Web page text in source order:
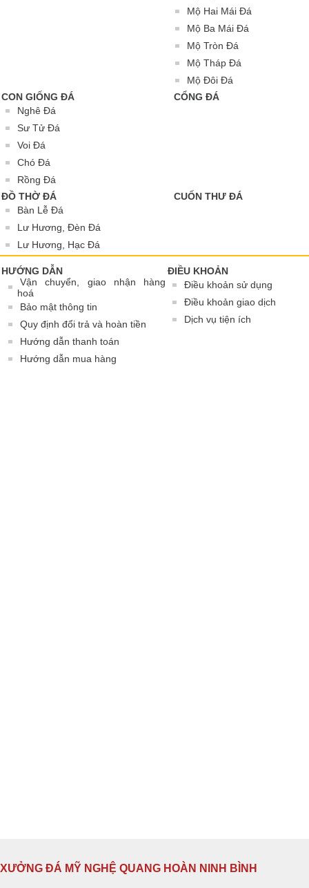
Mộ Hai Mái Đá
Mộ Ba Mái Đá
Mộ Tròn Đá
Mộ Tháp Đá
Mộ Đôi Đá
CON GIỐNG ĐÁ
Nghê Đá
Sư Tử Đá
Voi Đá
Chó Đá
Rồng Đá
CỔNG ĐÁ
ĐỒ THỜ ĐÁ
Bàn Lễ Đá
Lư Hương, Đèn Đá
Lư Hương, Hạc Đá
CUỐN THƯ ĐÁ
HƯỚNG DẪN
Vận chuyển, giao nhận hàng
hoá
Bảo mật thông tin
Quy định đổi trả và hoàn tiền
Hướng dẫn thanh toán
Hướng dẫn mua hàng
ĐIỀU KHOẢN
Điều khoản sử dụng
Điều khoản giao dịch
Dịch vụ tiện ích
XƯỞNG ĐÁ MỸ NGHỆ QUANG HOÀN NINH BÌNH